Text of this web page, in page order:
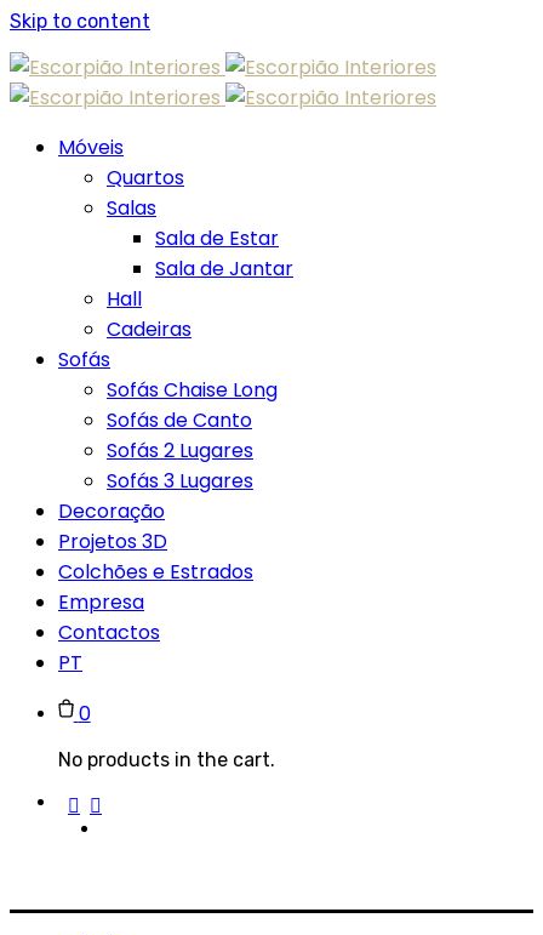
Skip to content
Móveis
Quartos
Salas
Sala de Estar
Sala de Jantar
Hall
Cadeiras
Sofás
Sofás Chaise Long
Sofás de Canto
Sofás 2 Lugares
Sofás 3 Lugares
Decoração
Projetos 3D
Colchões e Estrados
Empresa
Contactos
PT
0
No products in the cart.